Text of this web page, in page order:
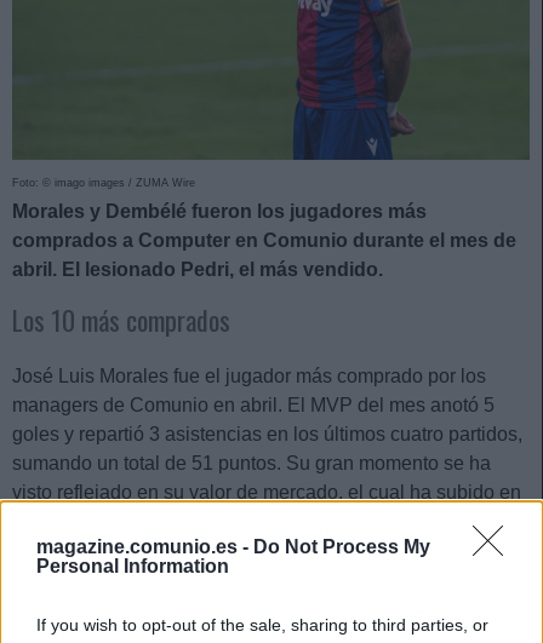
magazine.comunio.es - Do Not Process My
Personal Information
If you wish to opt-out of the sale, sharing to third parties, or
Foto: © imago images / ZUMA Wire
Morales y Dembélé fueron los jugadores más
comprados a Computer en Comunio durante el mes de
abril. El lesionado Pedri, el más vendido.
Los 10 más comprados
José Luis Morales fue el jugador más comprado por los
managers de Comunio en abril. El MVP del mes anotó 5
goles y repartió 3 asistencias en los últimos cuatro partidos,
sumando un total de 51 puntos. Su gran momento se ha
visto reflejado en su valor de mercado, el cual ha subido en
2,5 millones en apenas 30 días debido a la alta demanda
para ficharle.
francés fue el segundo jugador más comprado en marzo y